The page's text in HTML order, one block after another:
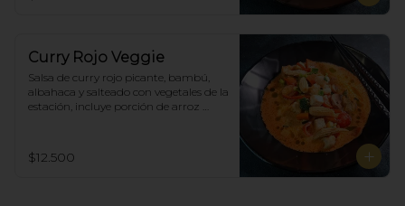
Curry Rojo Veggie
Salsa de curry rojo picante, bambú,
albahaca y salteado con vegetales de la
estación, incluye porción de arroz
$12.500